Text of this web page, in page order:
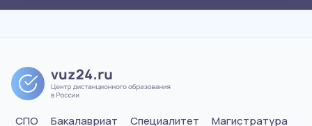
СПО Бакалавриат Специалитет
Магистратура